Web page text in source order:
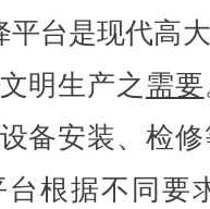
台是现代高
明生产之 需要
备安装、检
根据不同要